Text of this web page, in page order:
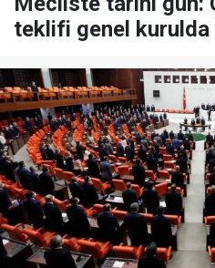
teklifi genel kurulda